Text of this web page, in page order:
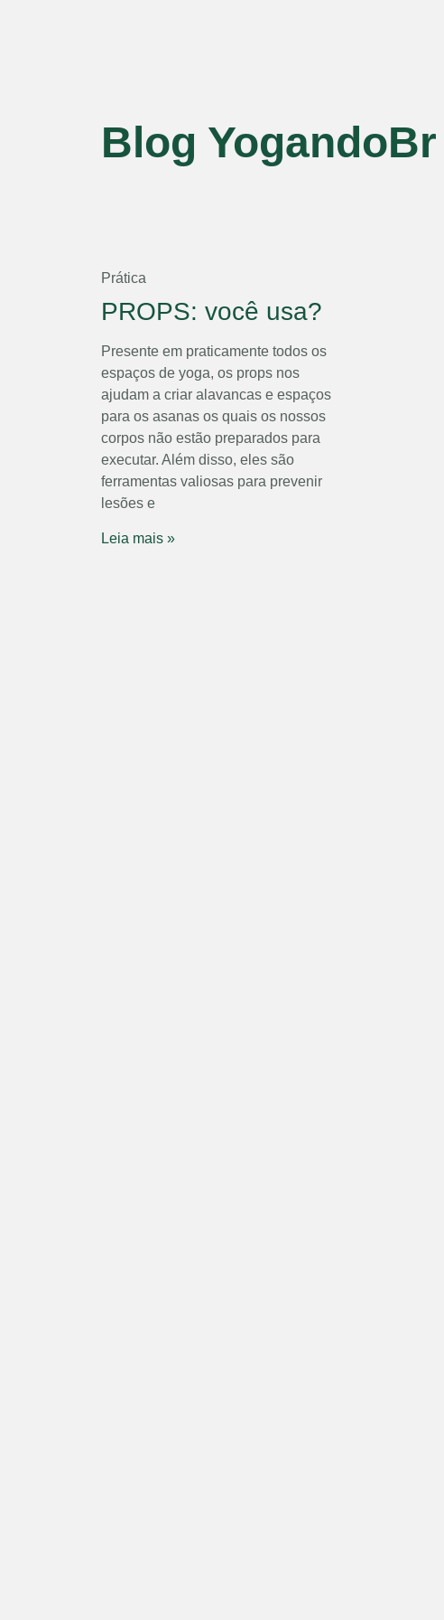
Blog YogandoBr
Prática
PROPS: você usa?
Presente em praticamente todos os
espaços de yoga, os props nos
ajudam a criar alavancas e espaços
para os asanas os quais os nossos
corpos não estão preparados para
executar. Além disso, eles são
ferramentas valiosas para prevenir
lesões e
Leia mais »